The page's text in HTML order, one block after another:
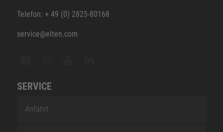
Telefon: + 49 (0) 2825-80168
service@elten.com
SERVICE
Anfahrt